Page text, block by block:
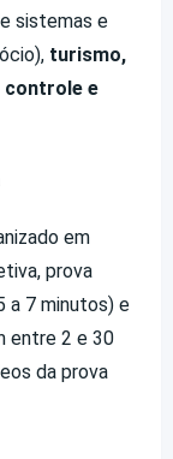
sistemas e
turismo,
controle e
em
prova
a 7 minutos) e
entre 2 e 30
da prova